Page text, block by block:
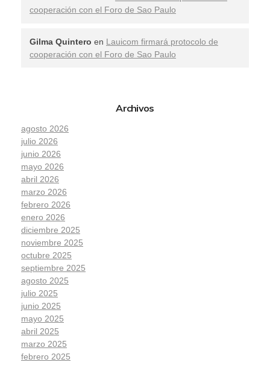
cooperación con el Foro de Sao Paulo
Gilma Quintero en Lauicom firmará protocolo de
cooperación con el Foro de Sao Paulo
Archivos
agosto 2026
julio 2026
junio 2026
mayo 2026
abril 2026
marzo 2026
febrero 2026
enero 2026
diciembre 2025
noviembre 2025
octubre 2025
septiembre 2025
agosto 2025
julio 2025
junio 2025
mayo 2025
abril 2025
marzo 2025
febrero 2025